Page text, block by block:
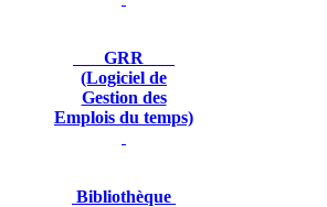
GRR
(Logiciel de
Gestion des
Emplois du temps)
Bibliothèque